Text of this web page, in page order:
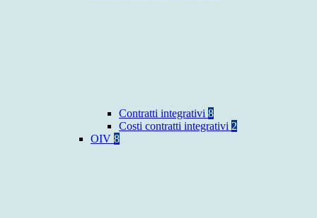
Contratti integrativi 8
Costi contratti integrativi 2
OIV 8